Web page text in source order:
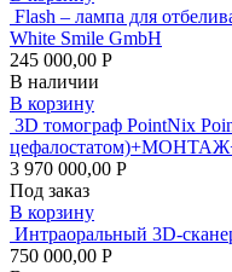
Flash – лампа для
White Smile GmbH
245 000,00 Р
В наличии
В корзину
3D томограф PointNix
3 970 000,00 Р
Под заказ
В корзину
Интраоральный 3D-
750 000,00 Р